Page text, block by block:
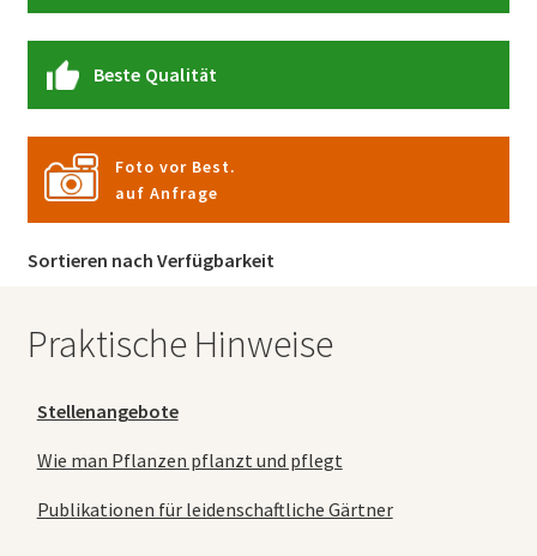
Beste Qualität
Foto vor Best.
auf Anfrage
Sortieren nach Verfügbarkeit
Praktische Hinweise
Stellenangebote
Wie man Pflanzen pflanzt und pflegt
Publikationen für leidenschaftliche Gärtner